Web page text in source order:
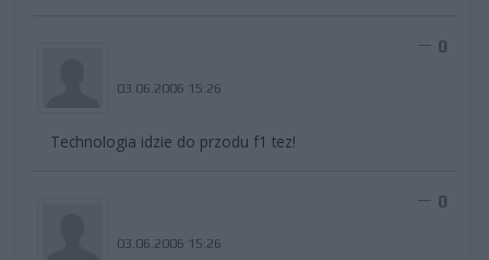
03.06.2006 15:26
0
Technologia idzie do przodu f1 tez!
03.06.2006 15:26
0